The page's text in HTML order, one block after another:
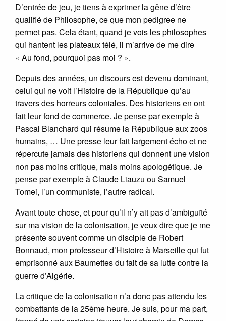
D’entrée de jeu, je tiens à exprimer la gêne d’être
qualifié de Philosophe, ce que mon pedigree ne
permet pas. Cela étant, quand je vois les philosophes
qui hantent les plateaux télé, il m’arrive de me dire
« Au fond, pourquoi pas moi ? ».
Depuis des années, un discours est devenu dominant,
celui qui ne voit l’Histoire de la République qu’au
travers des horreurs coloniales. Des historiens en ont
fait leur fond de commerce. Je pense par exemple à
Pascal Blanchard qui résume la République aux zoos
humains, … Une presse leur fait largement écho et ne
répercute jamais des historiens qui donnent une vision
non pas moins critique, mais moins apologétique. Je
pense par exemple à Claude Liauzu ou Samuel
Tomei, l’un communiste, l’autre radical.
Avant toute chose, et pour qu’il n’y ait pas d’ambiguïté
sur ma vision de la colonisation, je veux dire que je me
présente souvent comme un disciple de Robert
Bonnaud, mon professeur d’Histoire à Marseille qui fut
emprisonné aux Baumettes du fait de sa lutte contre la
guerre d’Algérie.
La critique de la colonisation n’a donc pas attendu les
combattants de la 25ème heure. Je suis, pour ma part,